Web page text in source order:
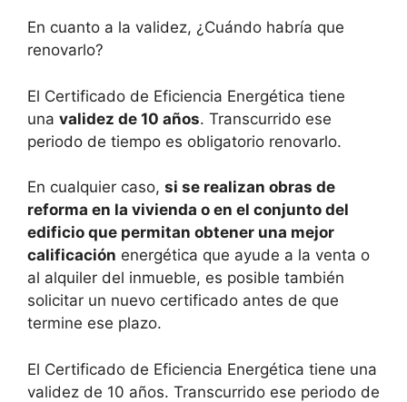
En cuanto a la validez, ¿Cuándo habría que
renovarlo?
El Certificado de Eficiencia Energética tiene
una validez de 10 años. Transcurrido ese
periodo de tiempo es obligatorio renovarlo.
En cualquier caso, si se realizan obras de
reforma en la vivienda o en el conjunto del
edificio que permitan obtener una mejor
calificación energética que ayude a la venta o
al alquiler del inmueble, es posible también
solicitar un nuevo certificado antes de que
termine ese plazo.
El Certificado de Eficiencia Energética tiene una
validez de 10 años. Transcurrido ese periodo de